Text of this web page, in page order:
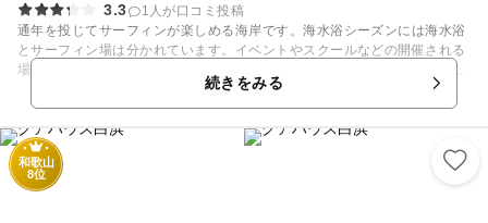
3.3
1人が口コミ投稿
通年を投じてサーフィンが楽しめる海岸です。海水浴シーズンには海水浴
とサーフィン場は分かれています。イベントやスクールなどの開催される
場合は「催事届け」が必要です。 しらす丼が人気の磯子亭（4月上旬から
10月中旬の営業）やホットドックやキーマカレーなどが楽しめるカフェも
併設しています。ロッカーやシャワー、トイレもありますので、存分に楽
しめるかと思います。 【海の家オープン期間】 通年営業 カフェグリュ
ック
続きをみる
和歌山
8位